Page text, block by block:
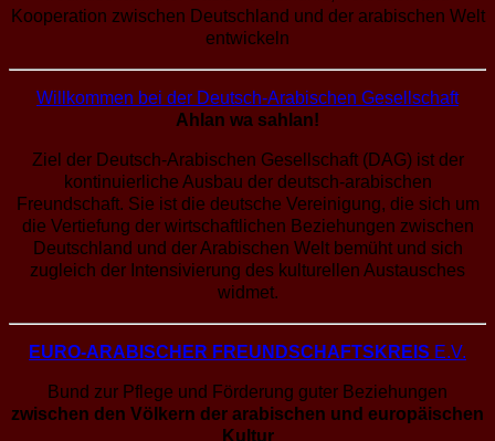
Kooperation zwischen Deutschland und der arabischen Welt
entwickeln
Willkommen bei der Deutsch-Arabischen Gesellschaft
Ahlan wa sahlan!
Ziel der Deutsch-Arabischen Gesellschaft (DAG) ist der
kontinuierliche Ausbau der deutsch-arabischen
Freundschaft. Sie ist die deutsche Vereinigung, die sich um
die Vertiefung der wirtschaftlichen Beziehungen zwischen
Deutschland und der Arabischen Welt bemüht und sich
zugleich der Intensivierung des kulturellen Austausches
widmet.
EURO-ARABISCHER FREUNDSCHAFTSKREIS E.V.
Bund zur Pflege und Förderung guter Beziehungen
zwischen den Völkern der arabischen und europäischen
Kultur